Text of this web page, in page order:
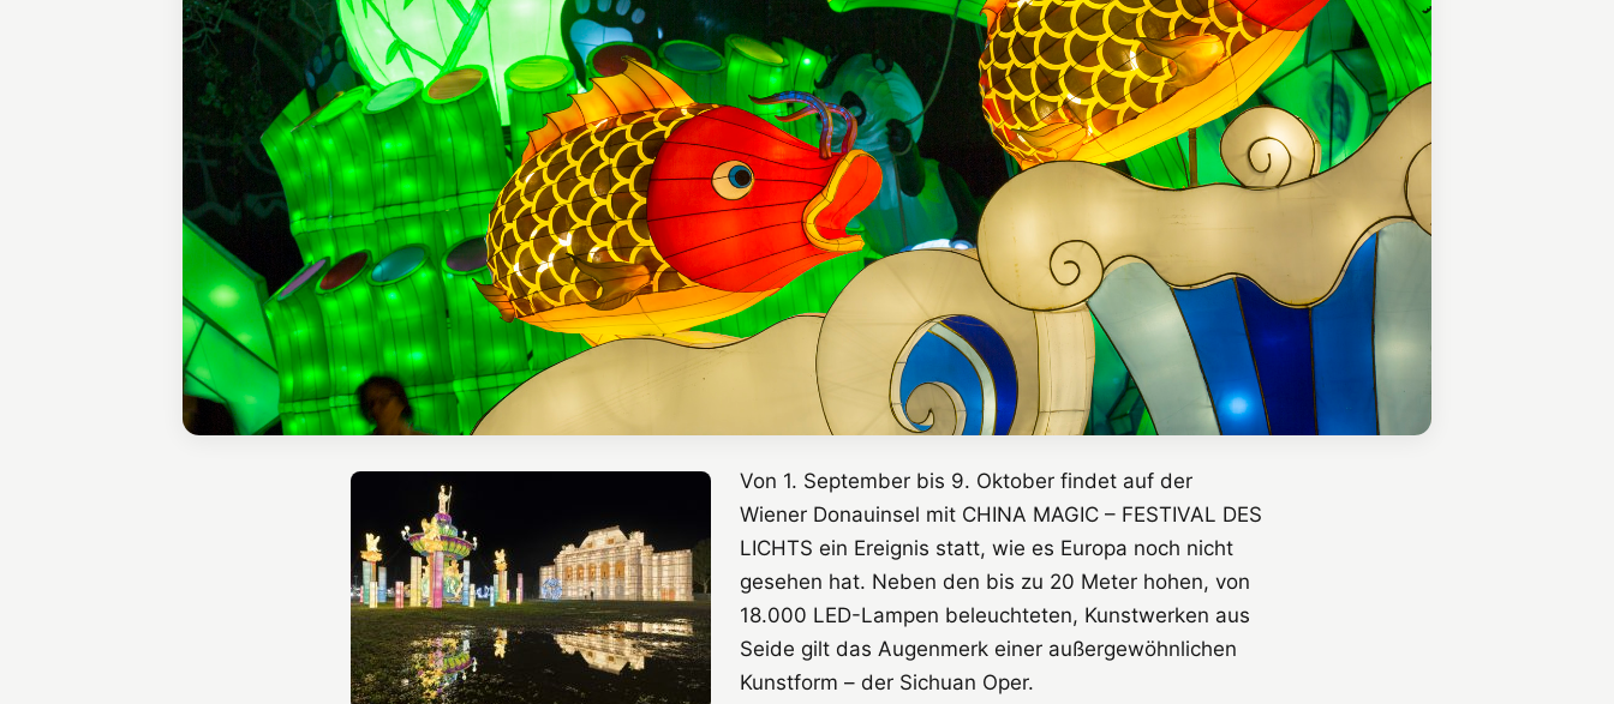
Von 1. September bis 9. Oktober findet auf der
Wiener Donauinsel mit CHINA MAGIC – FESTIVAL DES
LICHTS ein Ereignis statt, wie es Europa noch nicht
gesehen hat. Neben den bis zu 20 Meter hohen, von
18.000 LED-Lampen beleuchteten, Kunstwerken aus
Seide gilt das Augenmerk einer außergewöhnlichen
Kunstform – der Sichuan Oper.